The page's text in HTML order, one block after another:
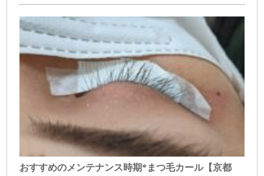
おすすめのメンテナンス時期*まつ毛カール【京都